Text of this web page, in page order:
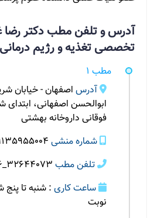
آدرس و تلفن مطب دکتر رضا
تخصصی تغذیه و رژیم درمانی
مطب 1
آدرس اصفهان - خیابان
ابوالحسن اصفهانی،
فوقانی داروخانه بهشتی
شماره منشی
تلفن مطب
ساعت کاری : شنبه تا پنج
نوبت